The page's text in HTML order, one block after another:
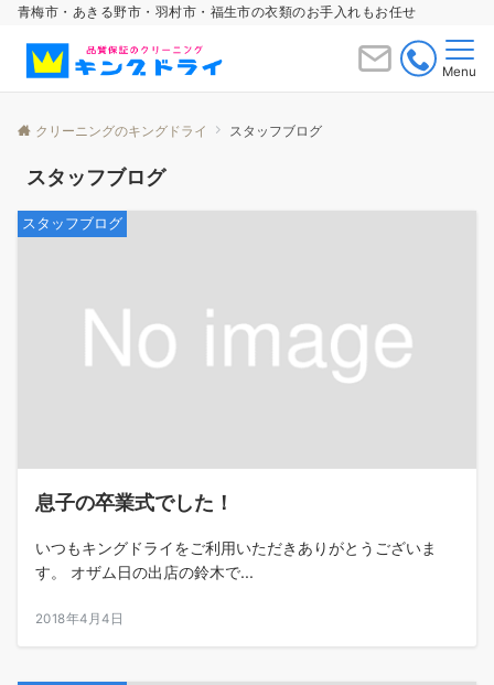
青梅市・あきる野市・羽村市・福生市の衣類のお手入れもお任せ
Menu
クリーニングのキングドライ スタッフブログ
スタッフブログ
スタッフブログ
息子の卒業式でした！
いつもキングドライをご利用いただきありがとうございま
す。 オザム日の出店の鈴木で...
2018年4月4日